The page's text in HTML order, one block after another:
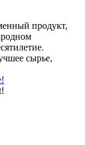
продукт,
сырье,